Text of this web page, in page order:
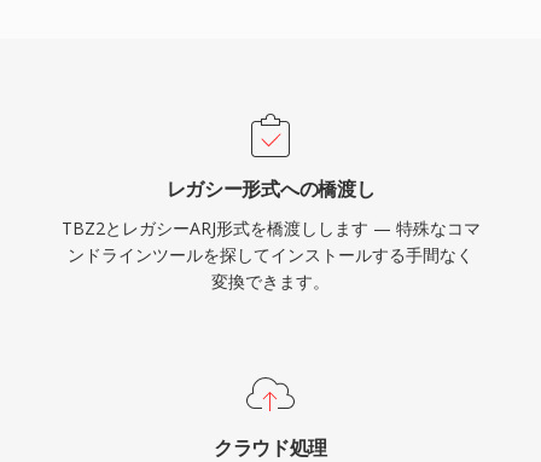
レガシー形式への橋渡し
TBZ2とレガシーARJ形式を橋渡しします — 特殊なコマ
ンドラインツールを探してインストールする手間なく
変換できます。
クラウド処理